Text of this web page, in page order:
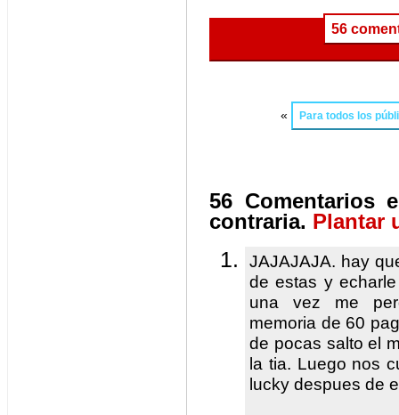
56
« Para todos los
56 Comentarios
contraria. Plantar
JAJAJAJA. hay
de estas y
una vez me
memoria de 60
de pocas salto el
la tia. Luego nos
lucky despues de